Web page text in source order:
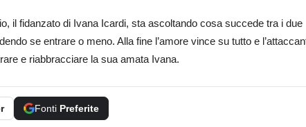
il fidanzato di Ivana Icardi, sta ascoltando cosa succede tra i due
se entrare o meno. Alla fine l’amore vince su tutto e
e riabbracciare la sua amata Ivana.
Fonti Preferite